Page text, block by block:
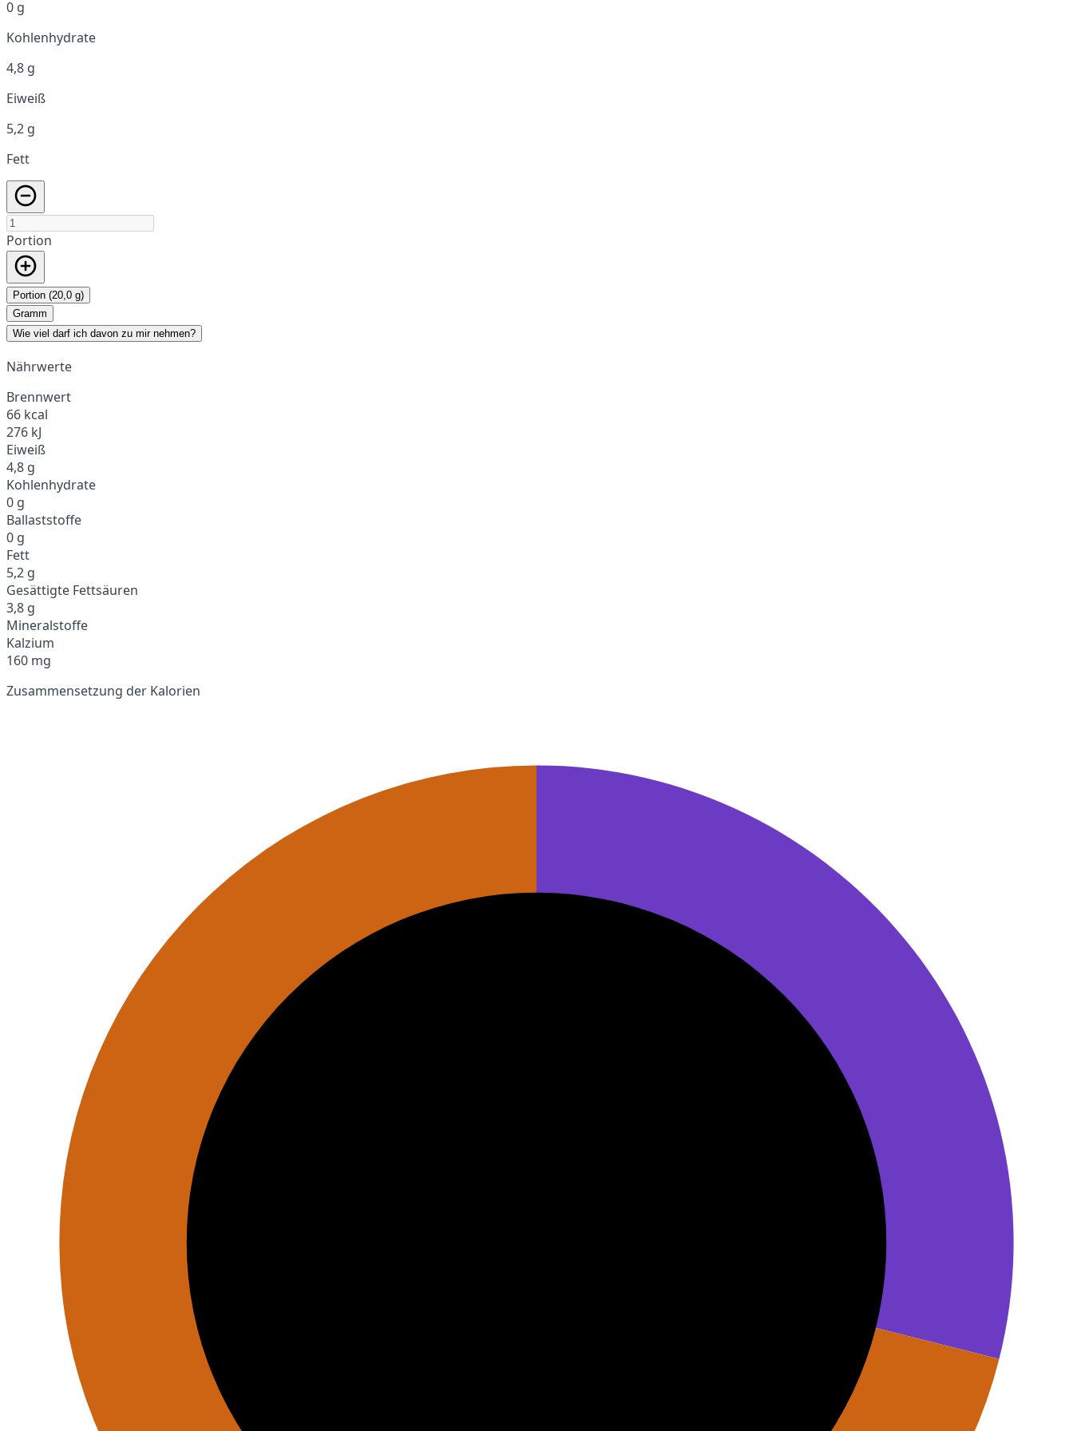
0 g
Kohlenhydrate
4,8 g
Eiweiß
5,2 g
Fett
Portion
Portion (20,0 g)
Gramm
Wie viel darf ich davon zu mir nehmen?
Nährwerte
Brennwert
66 kcal
276 kJ
Eiweiß
4,8 g
Kohlenhydrate
0 g
Ballaststoffe
0 g
Fett
5,2 g
Gesättigte Fettsäuren
3,8 g
Mineralstoffe
Kalzium
160 mg
Zusammensetzung der Kalorien